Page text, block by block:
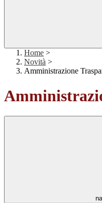
Home >
Novità >
Amministrazione